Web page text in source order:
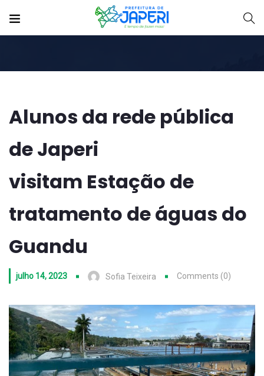
Alunos da rede pública
de Japeri
visitam Estação de
tratamento de águas do
Guandu
julho 14, 2023 Sofia Teixeira Comments (0)